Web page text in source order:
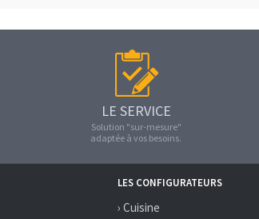
LE SERVICE
Solution "sur-mesure"
adaptée à vos besoins.
LES CONFIGURATEURS
› Cuisine